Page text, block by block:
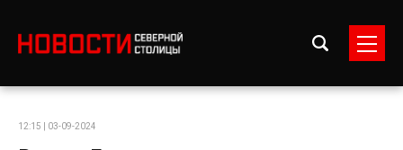
12:15 | 03-09-2024